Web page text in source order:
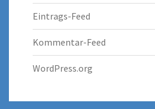
Eintrags-Feed
Kommentar-Feed
WordPress.org